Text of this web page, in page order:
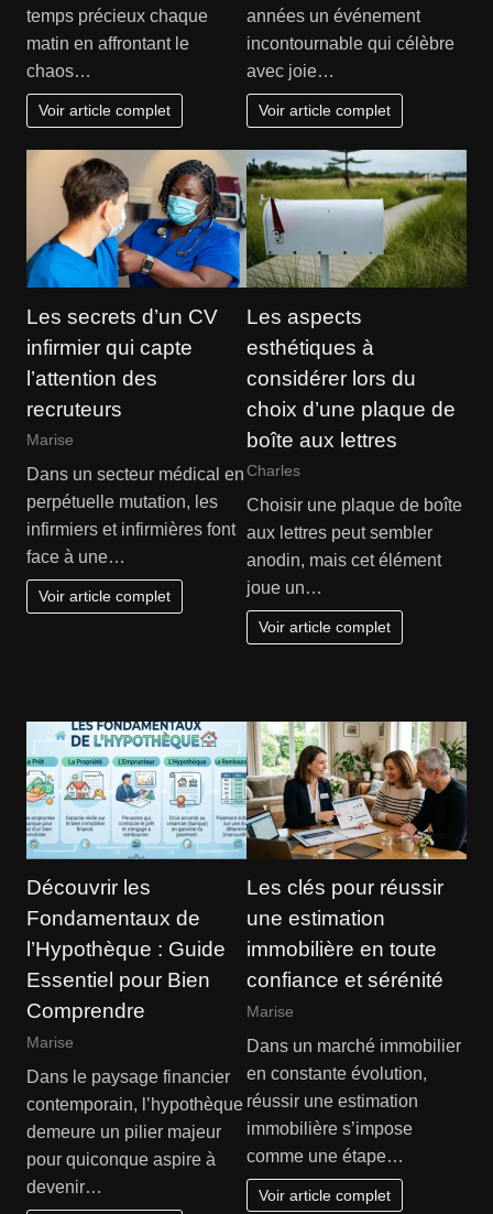
temps précieux chaque
matin en affrontant le
chaos…
Voir article complet
années un événement
incontournable qui célèbre
avec joie…
Voir article complet
Les secrets d’un CV
infirmier qui capte
l’attention des
recruteurs
Marise
Dans un secteur médical en
perpétuelle mutation, les
infirmiers et infirmières font
face à une…
Voir article complet
Les aspects
esthétiques à
considérer lors du
choix d’une plaque de
boîte aux lettres
Charles
Choisir une plaque de boîte
aux lettres peut sembler
anodin, mais cet élément
joue un…
Voir article complet
Découvrir les
Fondamentaux de
l’Hypothèque : Guide
Essentiel pour Bien
Comprendre
Marise
Dans le paysage financier
contemporain, l’hypothèque
demeure un pilier majeur
pour quiconque aspire à
devenir…
Les clés pour réussir
une estimation
immobilière en toute
confiance et sérénité
Marise
Dans un marché immobilier
en constante évolution,
réussir une estimation
immobilière s’impose
comme une étape…
Voir article complet